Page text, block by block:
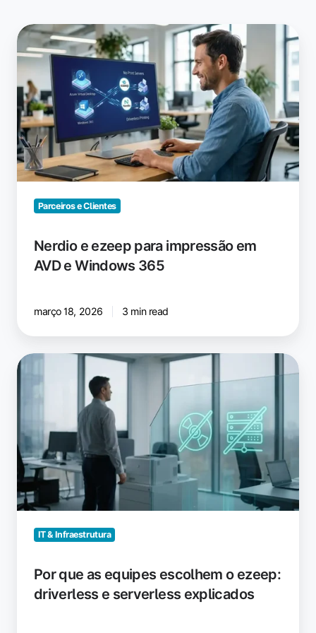
Nerdio
e
ezeep
para
impressão
em
AVD
e
Windows
365
Parceiros e Clientes
Nerdio e ezeep para impressão em
AVD e Windows 365
março 18, 2026 3 min read
Por
escolhem
o
ezeep:
driverless
e
serverless
explicados
IT & Infraestrutura
Por que as equipes escolhem o ezeep:
driverless e serverless explicados